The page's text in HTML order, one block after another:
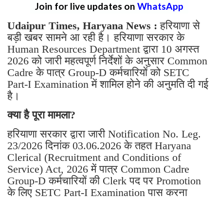
Join for live updates on WhatsApp
Udaipur Times, Haryana News :हरियाणा से
बड़ी खबर सामने आ रही है। हरियाणा सरकार के
Human Resources Department द्वारा 10 अगस्त
2026 को जारी महत्वपूर्ण निर्देशों के अनुसार Common
Cadre के पात्र Group-D कर्मचारियों को SETC
Part-I Examination में शामिल होने की अनुमति दी गई
है।
क्या है पूरा मामला?
हरियाणा सरकार द्वारा जारी Notification No. Leg.
23/2026 दिनांक 03.06.2026 के तहत Haryana
Clerical (Recruitment and Conditions of
Service) Act, 2026 में पात्र Common Cadre
Group-D कर्मचारियों की Clerk पद पर Promotion
के लिए SETC Part-I Examination पास करना